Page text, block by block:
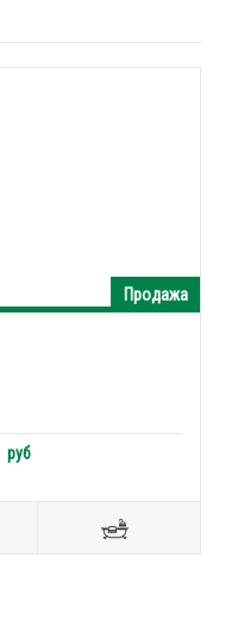
Продажа
руб